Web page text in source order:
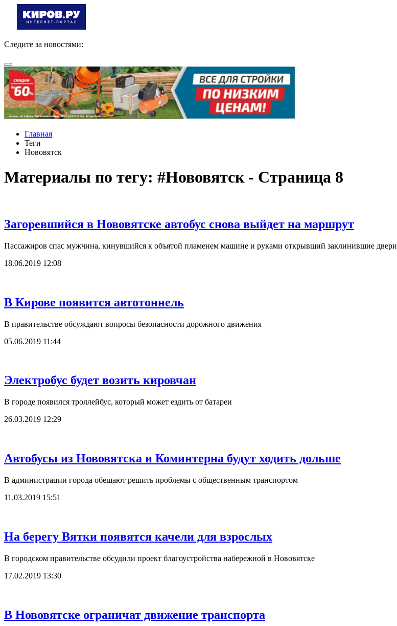
Следите за новостями:
Главная
Теги
Нововятск
Материалы по тегу: #Нововятск - Страница 8
Загоревшийся в Нововятске автобус снова выйдет на маршрут
Пассажиров спас мужчина, кинувшийся к объятой пламенем машине и руками открывший заклинившие двери
18.06.2019 12:08
В Кирове появится автотоннель
В правительстве обсуждают вопросы безопасности дорожного движения
05.06.2019 11:44
Электробус будет возить кировчан
В городе появился троллейбус, который может ездить от батареи
26.03.2019 12:29
Автобусы из Нововятска и Коминтерна будут ходить дольше
В администрации города обещают решить проблемы с общественным транспортом
11.03.2019 15:51
На берегу Вятки появятся качели для взрослых
В городском правительстве обсудили проект благоустройства набережной в Нововятске
17.02.2019 13:30
В Нововятске ограничат движение транспорта